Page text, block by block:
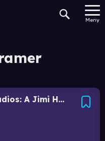
Meny
Electric Lady Studios: A Jimi Hendrix Vision